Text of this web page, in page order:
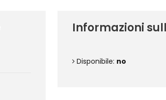
Informazioni
Disponibile: no